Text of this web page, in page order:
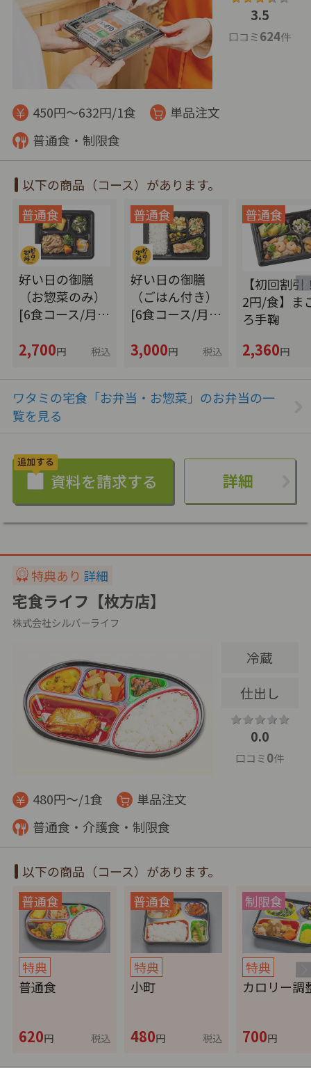
3.5
口コミ624件
450円～632円/1食
単品注文
普通食・制限食
以下の商品（コース）があります。
好い日の御膳
（お惣菜のみ）
[6食コース/月…
2,700円 税込
好い日の御膳
（ごはん付き）
[6食コース/月…
3,000円 税込
【初回割引
2円/食】ま
ろ手鞠
2,360円
ワタミの宅食「お弁当・お惣菜」のお弁当の一
覧を見る
詳細
特典あり 詳細
宅食ライフ【枚方店】
株式会社シルバーライフ
冷蔵
仕出し
0.0
口コミ0件
480円～/1食
単品注文
普通食・介護食・制限食
以下の商品（コース）があります。
特典
普通食
620円 税込
特典
小町
480円 税込
特典
カロリー調
700円